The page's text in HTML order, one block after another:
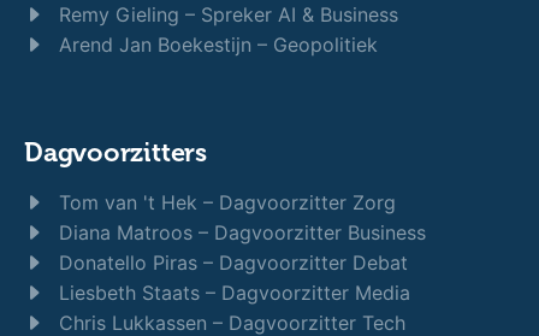
Remy Gieling – Spreker AI & Business
Arend Jan Boekestijn – Geopolitiek
Dagvoorzitters
Tom van 't Hek – Dagvoorzitter Zorg
Diana Matroos – Dagvoorzitter Business
Donatello Piras – Dagvoorzitter Debat
Liesbeth Staats – Dagvoorzitter Media
Chris Lukkassen – Dagvoorzitter Tech